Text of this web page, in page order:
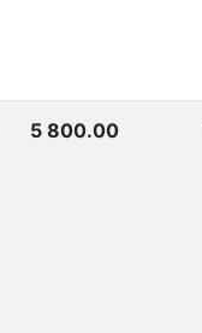
5 800.00